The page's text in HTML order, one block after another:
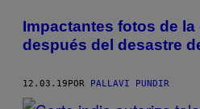
Impactantes fotos de
después del desastre
12.03.19POR PALLAVI PUNDIR